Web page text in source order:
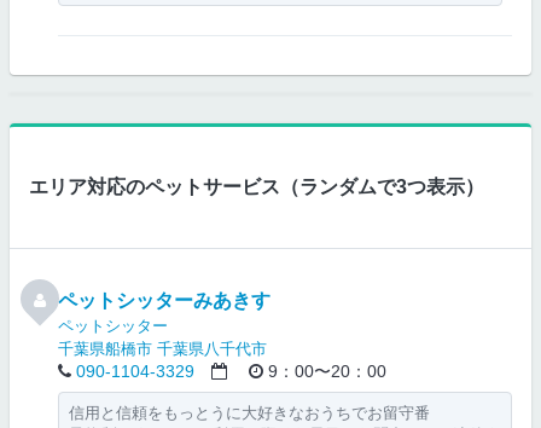
エリア対応のペットサービス（ランダムで3つ表示）
ペットシッターみあきす
ペットシッター
千葉県船橋市 千葉県八千代市
090-1104-3329 9：00〜20：00
信用と信頼をもっとうに大好きなおうちでお留守番